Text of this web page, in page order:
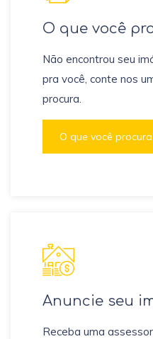
O que você
Não encontrou seu
pra você, conte nos
procura.
O que você
Anuncie seu
Receba uma